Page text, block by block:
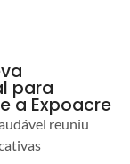
para
a Expoacre
reuniu